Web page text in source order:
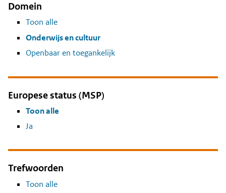
Domein
Toon alle
Onderwijs en cultuur
Openbaar en toegankelijk
Europese status (MSP)
Toon alle
Ja
Trefwoorden
Toon alle